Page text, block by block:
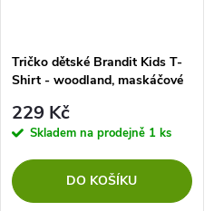
Tričko dětské Brandit Kids T-
Shirt - woodland, maskáčové
229 Kč
Skladem na prodejně 1 ks
DO KOŠÍKU